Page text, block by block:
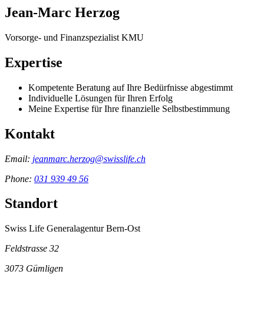
Jean-Marc Herzog
Vorsorge- und Finanzspezialist KMU
Expertise
Kompetente Beratung auf Ihre Bedürfnisse abgestimmt
Individuelle Lösungen für Ihren Erfolg
Meine Expertise für Ihre finanzielle Selbstbestimmung
Kontakt
Email: jeanmarc.herzog@swisslife.ch
Phone: 031 939 49 56
Standort
Swiss Life Generalagentur Bern-Ost
Feldstrasse 32
3073 Gümligen